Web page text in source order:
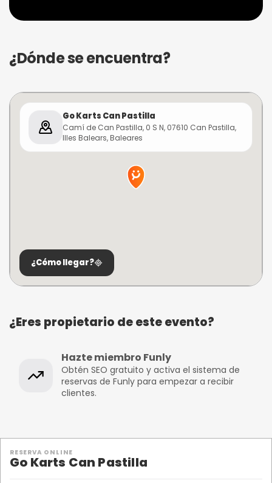
¿Dónde se encuentra?
Go Karts Can Pastilla
Camí de Can Pastilla, 0 S N, 07610 Can Pastilla,
Illes Balears, Baleares
¿Cómo llegar?
¿Eres propietario de este evento?
Hazte miembro Funly
Obtén SEO gratuito y activa el sistema de
reservas de Funly para empezar a recibir
clientes.
RESERVA ONLINE
Go Karts Can Pastilla